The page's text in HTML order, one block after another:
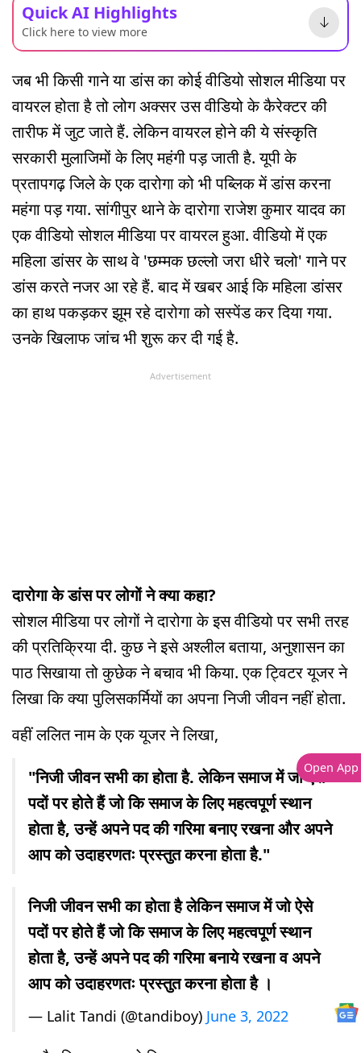
Quick AI Highlights
Click here to view more
जब भी किसी गाने या डांस का कोई वीडियो सोशल मीडिया पर
वायरल होता है तो लोग अक्सर उस वीडियो के कैरेक्टर की
तारीफ में जुट जाते हैं. लेकिन वायरल होने की ये संस्कृति
सरकारी मुलाजिमों के लिए महंगी पड़ जाती है. यूपी के
प्रतापगढ़ जिले के एक दारोगा को भी पब्लिक में डांस करना
महंगा पड़ गया. सांगीपुर थाने के दारोगा राजेश कुमार यादव का
एक वीडियो सोशल मीडिया पर वायरल हुआ. वीडियो में एक
महिला डांसर के साथ वे 'छम्मक छल्लो जरा धीरे चलो' गाने पर
डांस करते नजर आ रहे हैं. बाद में खबर आई कि महिला डांसर
का हाथ पकड़कर झूम रहे दारोगा को सस्पेंड कर दिया गया.
उनके खिलाफ जांच भी शुरू कर दी गई है.
Advertisement
दारोगा के डांस पर लोगों ने क्या कहा?
सोशल मीडिया पर लोगों ने दारोगा के इस वीडियो पर सभी तरह
की प्रतिक्रिया दी. कुछ ने इसे अश्लील बताया, अनुशासन का
पाठ सिखाया तो कुछेक ने बचाव भी किया. एक ट्विटर यूजर ने
लिखा कि क्या पुलिसकर्मियों का अपना निजी जीवन नहीं होता.
वहीं ललित नाम के एक यूजर ने लिखा,
"निजी जीवन सभी का होता है. लेकिन समाज में जो ऐसे
पदों पर होते हैं जो कि समाज के लिए महत्वपूर्ण स्थान
होता है, उन्हें अपने पद की गरिमा बनाए रखना और अपने
आप को उदाहरणतः प्रस्तुत करना होता है."
निजी जीवन सभी का होता है लेकिन समाज में जो ऐसे
पदों पर होते हैं जो कि समाज के लिए महत्वपूर्ण स्थान
होता है, उन्हें अपने पद की गरिमा बनाये रखना व अपने
आप को उदाहरणतः प्रस्तुत करना होता है ।
— Lalit Tandi (@tandiboy) June 3, 2022
Open App